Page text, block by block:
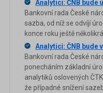
Analytici: ČNB bude
Bankovní rada České
sazba, od níž se odvíjí
konce roku ještě
Analytici: ČNB bude
Bankovní rada České
ponecháním základní
analytiků oslovených
že případné snížení